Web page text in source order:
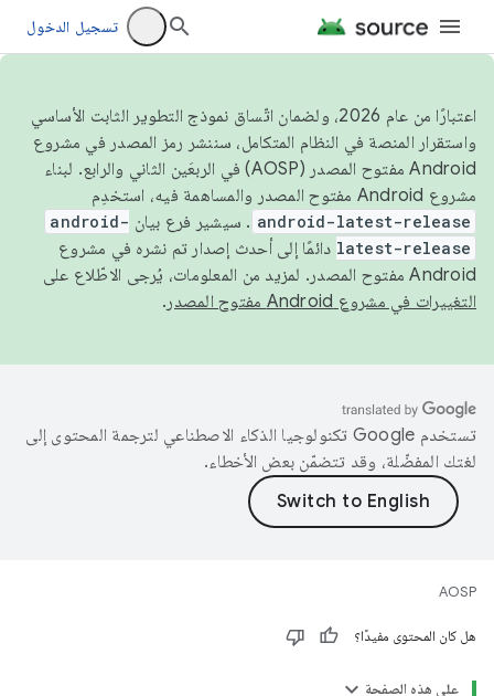
تسجيل الدخول
اعتبارًا من عام 2026، ولضمان اتّساق نموذج التطوير الثابت الأساسي
واستقرار المنصة في النظام المتكامل، سننشر رمز المصدر في مشروع
Android مفتوح المصدر (AOSP) في الربعَين الثاني والرابع. لبناء
مشروع Android مفتوح المصدر والمساهمة فيه، استخدِم
android-latest-release . سيشير فرع بيان android-
latest-release دائمًا إلى أحدث إصدار تم نشره في مشروع
Android مفتوح المصدر. لمزيد من المعلومات، يُرجى الاطّلاع على
التغييرات في مشروع Android مفتوح المصدر
.
تستخدم Google تكنولوجيا الذكاء الاصطناعي لترجمة المحتوى إلى
لغتك المفضّلة، وقد تتضمّن بعض الأخطاء.
AOSP
هل كان المحتوى مفيدًا؟
على هذه الصفحة